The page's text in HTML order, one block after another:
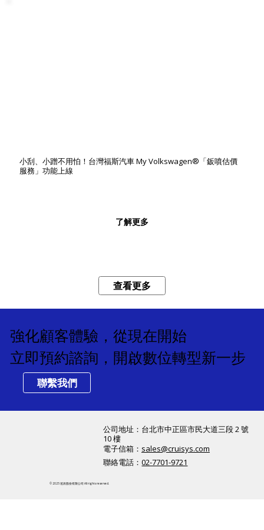
小刮、小蹭不用怕！台灣福斯汽車 My Volkswagen®「鈑噴估價
服務」功能上線
了解更多
查看更多
強化顧客體驗，從現在開始
立即預約諮詢，開啟數位轉型新一步
聯繫我們
公司地址：​台北市中正區市民大道三段 2 號
10 樓
電子信箱： sales@cruisys.com
聯絡電話：02-7701-9721
© 2025 巡辰股份有限公司 All rights reserved.